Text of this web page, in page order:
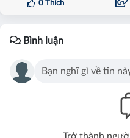
0Thích
Bình luận